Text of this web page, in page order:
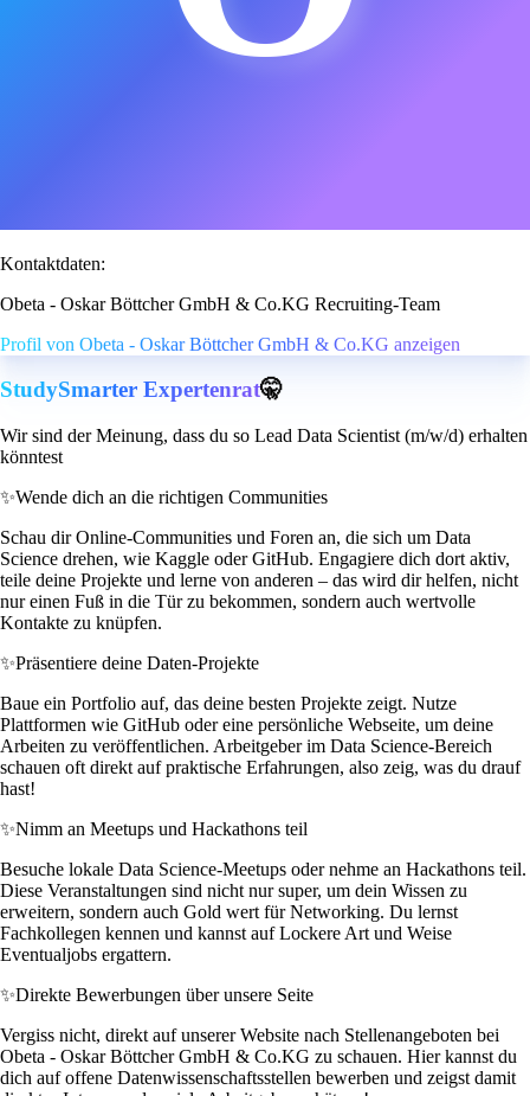
Kontaktdaten:
Obeta - Oskar Böttcher GmbH & Co.KG Recruiting-Team
Profil von Obeta - Oskar Böttcher GmbH & Co.KG anzeigen
StudySmarter Expertenrat🤫
Wir sind der Meinung, dass du so Lead Data Scientist (m/w/d) erhalten
könntest
✨Wende dich an die richtigen Communities
Schau dir Online-Communities und Foren an, die sich um Data
Science drehen, wie Kaggle oder GitHub. Engagiere dich dort aktiv,
teile deine Projekte und lerne von anderen – das wird dir helfen, nicht
nur einen Fuß in die Tür zu bekommen, sondern auch wertvolle
Kontakte zu knüpfen.
✨Präsentiere deine Daten-Projekte
Baue ein Portfolio auf, das deine besten Projekte zeigt. Nutze
Plattformen wie GitHub oder eine persönliche Webseite, um deine
Arbeiten zu veröffentlichen. Arbeitgeber im Data Science-Bereich
schauen oft direkt auf praktische Erfahrungen, also zeig, was du drauf
hast!
✨Nimm an Meetups und Hackathons teil
Besuche lokale Data Science-Meetups oder nehme an Hackathons teil.
Diese Veranstaltungen sind nicht nur super, um dein Wissen zu
erweitern, sondern auch Gold wert für Networking. Du lernst
Fachkollegen kennen und kannst auf Lockere Art und Weise
Eventualjobs ergattern.
✨Direkte Bewerbungen über unsere Seite
Vergiss nicht, direkt auf unserer Website nach Stellenangeboten bei
Obeta - Oskar Böttcher GmbH & Co.KG zu schauen. Hier kannst du
dich auf offene Datenwissenschaftsstellen bewerben und zeigst damit